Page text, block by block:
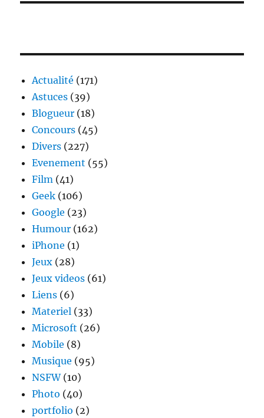
Actualité (171)
Astuces (39)
Blogueur (18)
Concours (45)
Divers (227)
Evenement (55)
Film (41)
Geek (106)
Google (23)
Humour (162)
iPhone (1)
Jeux (28)
Jeux videos (61)
Liens (6)
Materiel (33)
Microsoft (26)
Mobile (8)
Musique (95)
NSFW(10)
Photo (40)
portfolio (2)